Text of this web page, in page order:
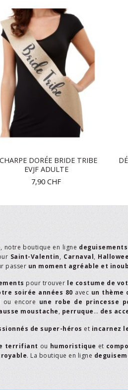
DORÉE BRIDE TRIBE
EVJF ADULTE
7,90 CHF
, notre boutique en ligne
Saint-Valentin, Carnaval,
passer un moment agréable et
pour trouver le costume de
soirée années 80 avec un thème
ou encore une robe de princesse
moustache, perruque… des
de super-héros et incarnez
terrifiant ou humoristique et
. La boutique en ligne